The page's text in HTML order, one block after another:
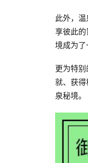
此外，
享彼此
境成为了
更为特
就、获
泉秘境。